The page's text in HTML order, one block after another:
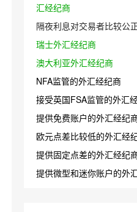
汇经纪商
隔夜利息对交易者比较公
瑞士外汇经纪商
澳大利亚外汇经纪商
NFA监管的外汇经纪商
接受英国FSA监管的外汇
提供免费账户的外汇经纪
欧元点差比较低的外汇经
提供固定点差的外汇经纪
提供微型和迷你账户的外